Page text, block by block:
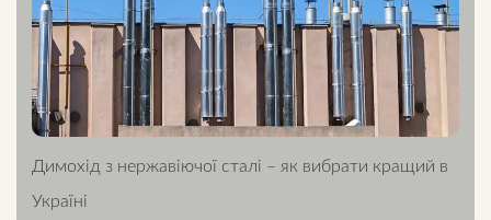
Димохід з нержавіючої сталі – як вибрати кращий в
Україні